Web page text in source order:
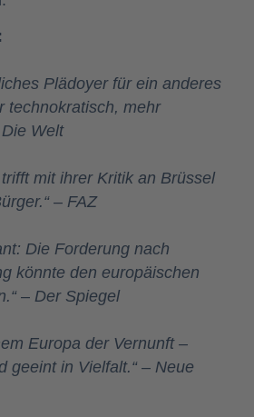
Plädoyer für ein anderes
technokratisch, mehr
Die Welt
mit ihrer Kritik an Brüssel
– FAZ
Die Forderung nach
könnte den europäischen
– Der Spiegel
Europa der Vernunft –
geeint in Vielfalt.“– Neue